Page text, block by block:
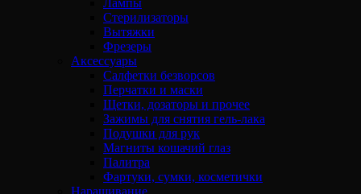
Лампы
Стерилизаторы
Вытяжки
Фрезеры
Аксессуары
Салфетки безворсов
Перчатки и маски
Щетки, дозаторы и прочее
Зажимы для снятия гель-лака
Подушки для рук
Магниты кошачий глаз
Палитра
Фартуки, сумки, косметички
Наращивание